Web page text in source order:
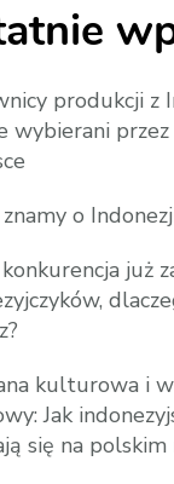
produkcji z
wybierani
o
już
kulturowa i
Jak
się na